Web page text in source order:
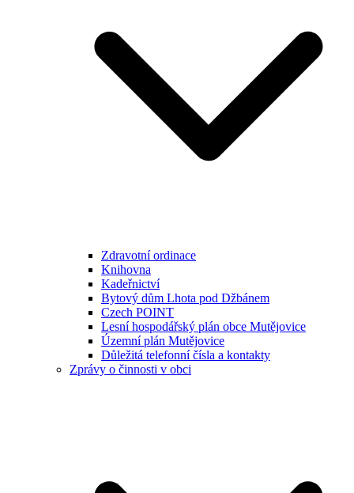
Zdravotní ordinace
Knihovna
Kadeřnictví
Bytový dům Lhota pod Džbánem
Czech POINT
Lesní hospodářský plán obce Mutějovice
Územní plán Mutějovice
Důležitá telefonní čísla a kontakty
Zprávy o činnosti v obci